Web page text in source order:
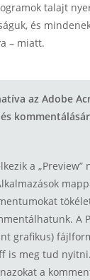
talajt
és
– miatt.
az Adobe
a „Preview”
A
grafikus)
is meg tud
a